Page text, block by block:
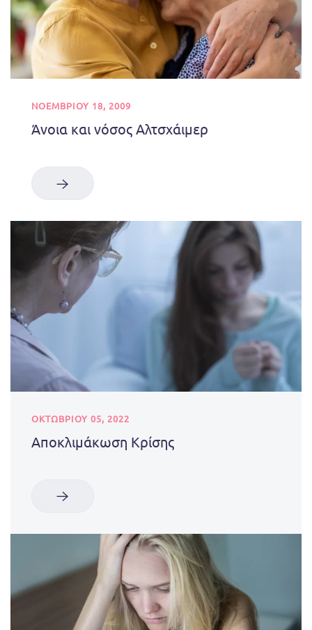
ΝΟΕΜΒΡΊΟΥ 18, 2009
Άνοια και νόσος Αλτσχάιμερ
ΟΚΤΩΒΡΊΟΥ 05, 2022
Αποκλιμάκωση Κρίσης